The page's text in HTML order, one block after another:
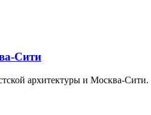
Сити
архитектуры и Москва-Сити.